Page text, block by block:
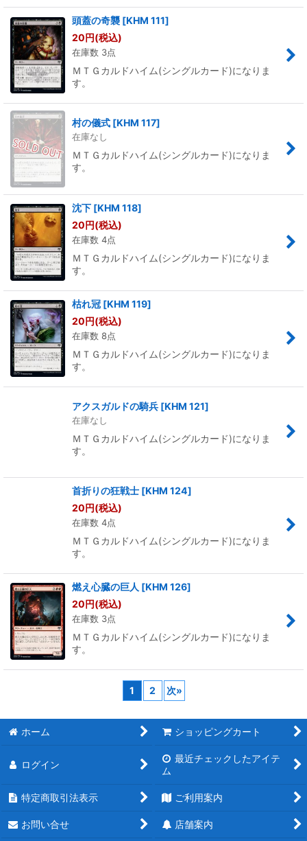
頭蓋の奇襲 [KHM 111]
20円(税込)
在庫数 3点
ＭＴＧカルドハイム(シングルカード)になりま
す。
村の儀式 [KHM 117]
在庫なし
ＭＴＧカルドハイム(シングルカード)になりま
す。
沈下 [KHM 118]
20円(税込)
在庫数 4点
ＭＴＧカルドハイム(シングルカード)になりま
す。
枯れ冠 [KHM 119]
20円(税込)
在庫数 8点
ＭＴＧカルドハイム(シングルカード)になりま
す。
アクスガルドの騎兵 [KHM 121]
在庫なし
ＭＴＧカルドハイム(シングルカード)になりま
す。
首折りの狂戦士 [KHM 124]
20円(税込)
在庫数 4点
ＭＴＧカルドハイム(シングルカード)になりま
す。
燃え心臓の巨人 [KHM 126]
20円(税込)
在庫数 3点
ＭＴＧカルドハイム(シングルカード)になりま
す。
1 2 次»
ホーム ショッピングカート
ログイン
最近チェックしたアイテ
ム
特定商取引法表示 ご利用案内
お問い合せ 店舗案内